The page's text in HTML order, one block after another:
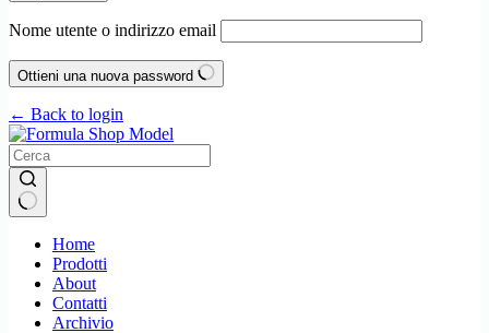
Nome utente o indirizzo email
Ottieni una nuova password
← Back to login
risultatoHome
Prodotti
About
Contatti
Archivio